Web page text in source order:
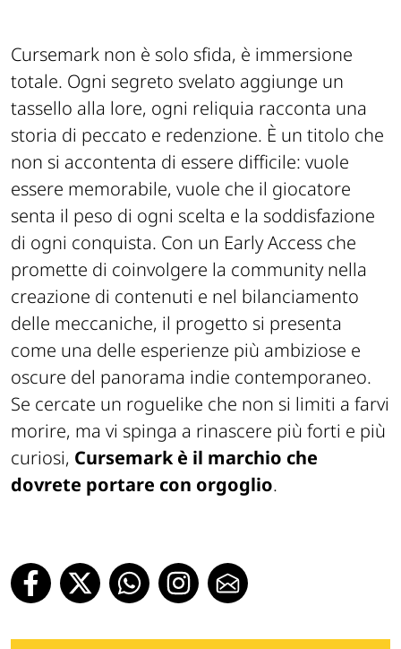
Cursemark non è solo sfida, è immersione
totale. Ogni segreto svelato aggiunge un
tassello alla lore, ogni reliquia racconta una
storia di peccato e redenzione. È un titolo che
non si accontenta di essere difficile: vuole
essere memorabile, vuole che il giocatore
senta il peso di ogni scelta e la soddisfazione
di ogni conquista. Con un Early Access che
promette di coinvolgere la community nella
creazione di contenuti e nel bilanciamento
delle meccaniche, il progetto si presenta
come una delle esperienze più ambiziose e
oscure del panorama indie contemporaneo.
Se cercate un roguelike che non si limiti a farvi
morire, ma vi spinga a rinascere più forti e più
curiosi, Cursemark è il marchio che
dovrete portare con orgoglio.